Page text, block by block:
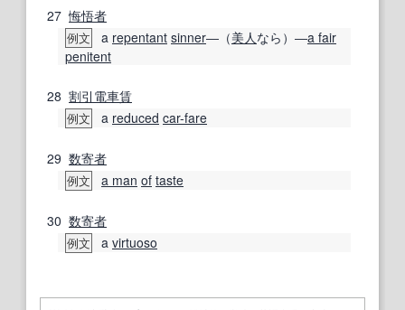
27 悔悟者
例文 a repentant sinner―（美人 なら）―a fair
penitent
28 割引 電車賃
例文 a reduced car-fare
29 数寄者
例文 a man of taste
30 数寄者
例文 a virtuoso